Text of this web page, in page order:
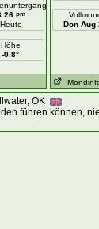
pm
Heute
Höhe
-0.8°
Don Aug
OK
führen können,